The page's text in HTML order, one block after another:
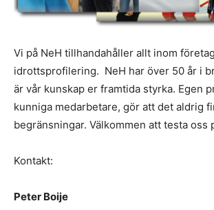
Vi på NeH tillhandahåller allt inom
idrottsprofilering. NeH har över 50 år i
är vår kunskap er framtida styrka. Egen
kunniga medarbetare, gör att det aldrig
begränsningar. Välkommen att testa oss
Kontakt:
Peter Boije